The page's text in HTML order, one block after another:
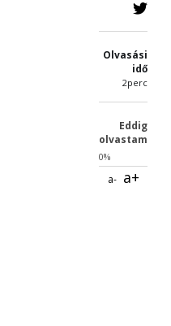
Olvasási
idő
2perc
Eddig
olvastam
0%
a- a+